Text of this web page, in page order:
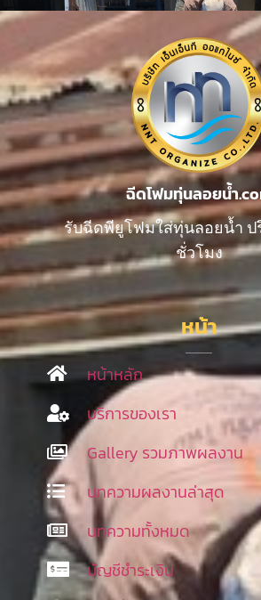
ฉีดโฟมทุ่นลอยน้ำ
รับฉีดพียูโฟมใส่ทุ่นลอยน้ำ ป
ชั่วโมง
หน้า
หน้าหลัก
บริการของเรา
Gallery รวมภาพผลงาน
บทความผลงานล่าสุด
บทความทั้งหมด
บัญชีชำระเงิน